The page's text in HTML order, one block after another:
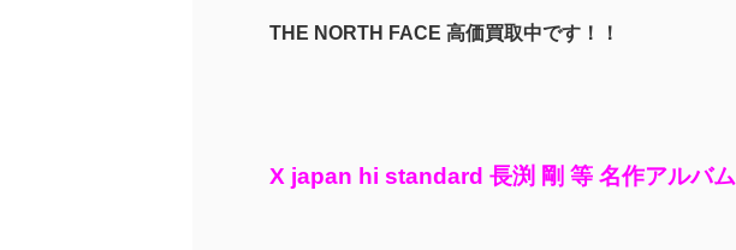
THE NORTH FACE 高価買取中です！！
X japan hi standard 長渕 剛 等 名作アルバム